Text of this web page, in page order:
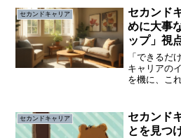
ることが、
す。第５章
セカンドキャリア
セカンド
めに大事
ップ」視
「できるだ
キャリアの
を機に、こ
代前半に差
ドキャリア
セカンドキャリア
セカンド
とを見つ